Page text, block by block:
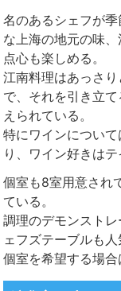
名のあるシェフが
な上海の地元の味
点心も楽しめる。
江南料理はあっさ
で、それを引き立
えられている。
特にワインについ
り、ワイン好きはテ
個室も8室用意され
ている。
調理のデモンスト
ェフズテーブルも人
個室を希望する場合